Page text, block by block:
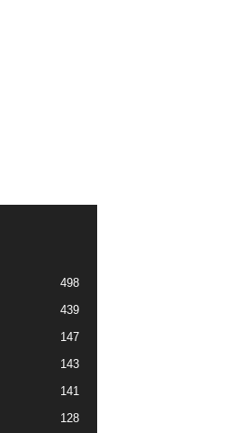
498
439
147
143
141
128